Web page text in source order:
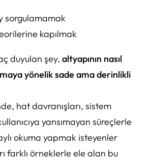
sorgulamamak
kapılmak
duyulan şey, altyapının nasıl
yönelik sade ama derinlikli
hat davranışları, sistem
yansımayan süreçlerle
okuma yapmak isteyenler
farklı örneklerle ele alan bu